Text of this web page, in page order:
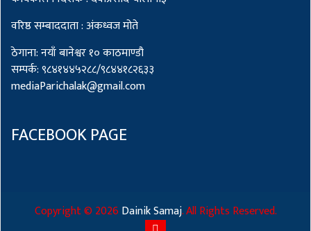
वरिष्ठ सम्बाददाता : अंकध्वज मोते
ठेगाना: नयाँ बानेश्वर १० काठमाण्डौ
सम्पर्क: ९८४१४४५२८८/९८४४१८२६३३
mediaParichalak@gmail.com
FACEBOOK PAGE
Copyright ©2026Dainik Samaj. All Rights Reserved.